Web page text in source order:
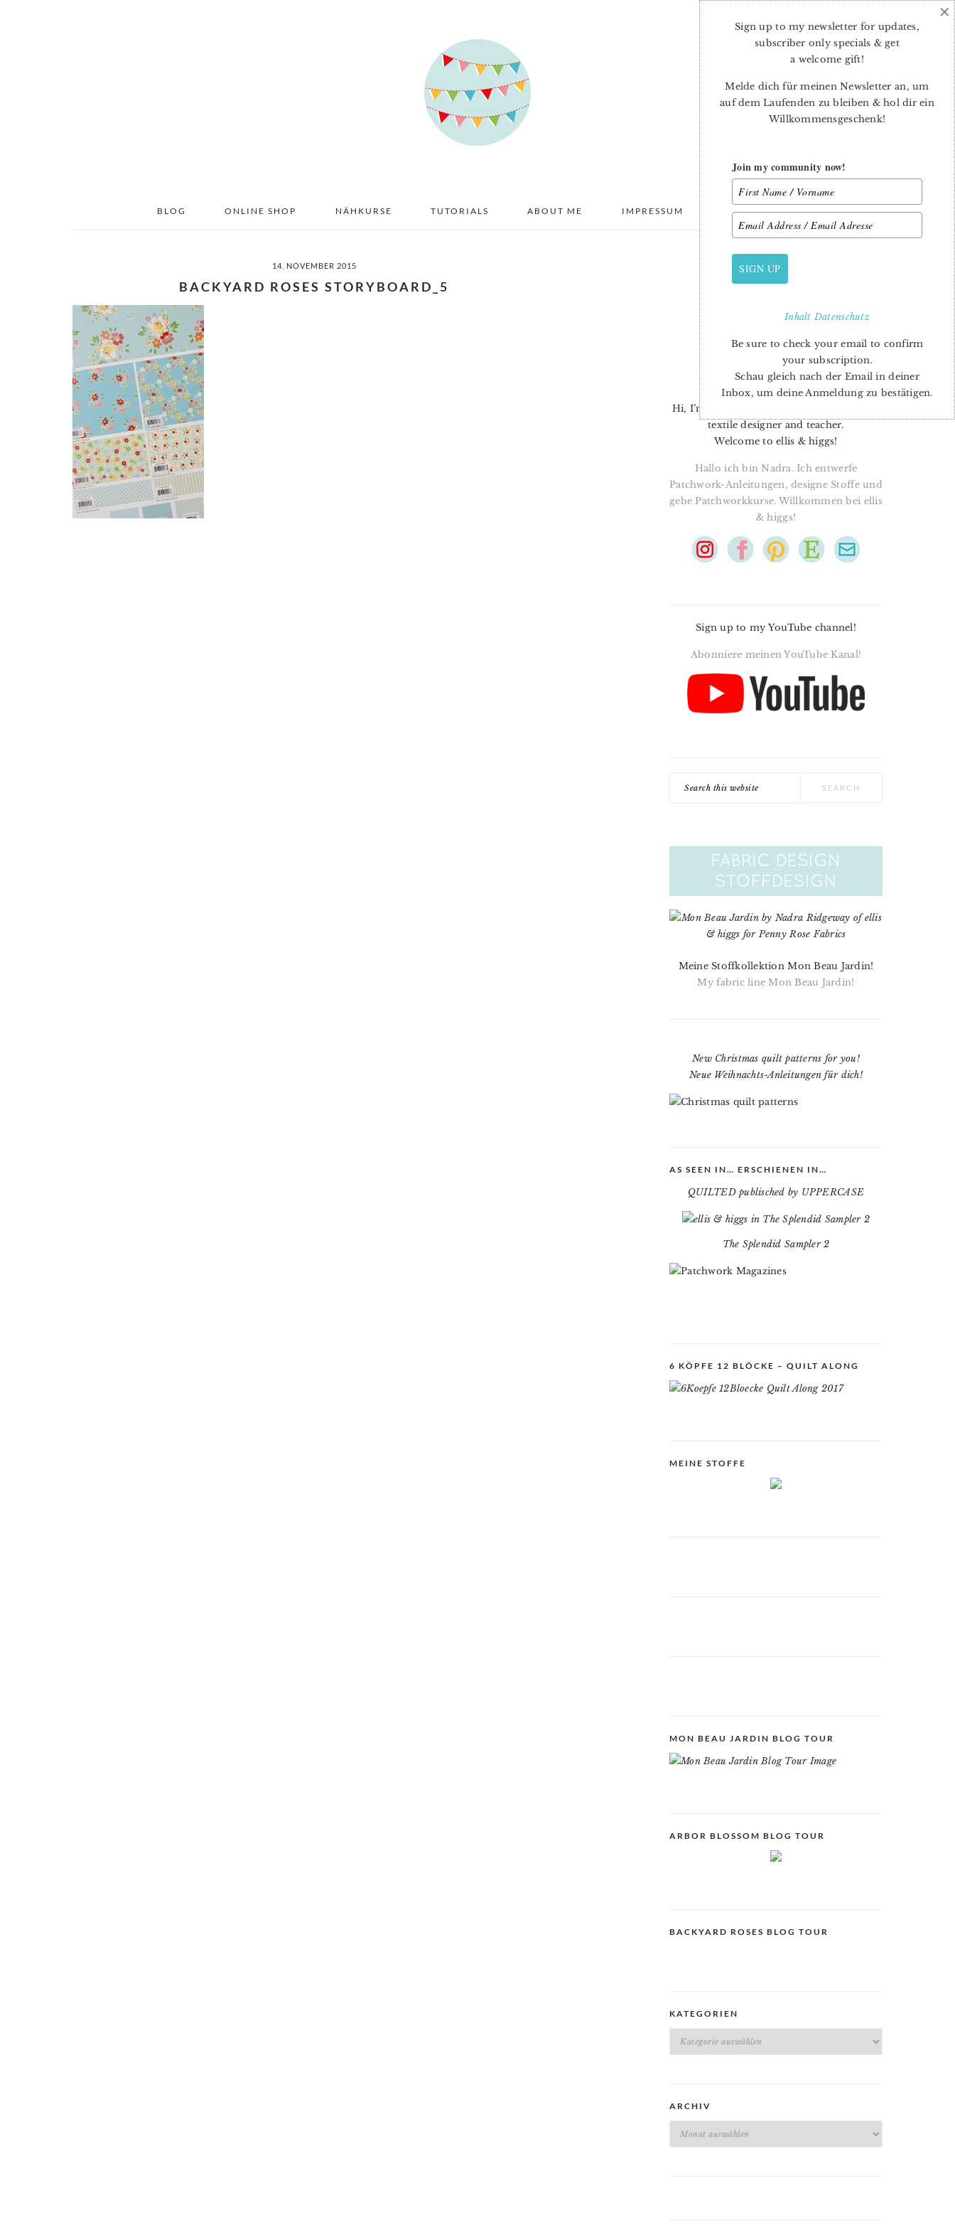
BLOG ONLINE SHOP NÄHKURSE TUTORIALS ABOUT ME IMPRESSUM DATENSCHUTZ
14. NOVEMBER 2015
BACKYARD ROSES STORYBOARD_5
PRIMARY
SIDEBAR
Hi, I’m Nadra. I’m a quilt pattern designer,
textile designer and teacher.
Welcome to ellis & higgs!
Hallo ich bin Nadra. Ich entwerfe
Patchwork-Anleitungen, designe Stoffe und
gebe Patchworkkurse. Willkommen bei ellis
& higgs!
Sign up to my YouTube channel!
Abonniere meinen YouTube Kanal!
Meine Stoffkollektion Mon Beau Jardin!
My fabric line Mon Beau Jardin!
New Christmas quilt patterns for you!
Neue Weihnachts-Anleitungen für dich!
AS SEEN IN… ERSCHIENEN IN…
QUILTED publisched by UPPERCASE
The Splendid Sampler 2
6 KÖPFE 12 BLÖCKE – QUILT ALONG
MEINE STOFFE
MON BEAU JARDIN BLOG TOUR
ARBOR BLOSSOM BLOG TOUR
BACKYARD ROSES BLOG TOUR
KATEGORIEN
Kategorien
ARCHIV
Archiv
Sign up to my newsletter for updates,
subscriber only specials & get
a welcome gift!
Melde dich für meinen Newsletter an, um
auf dem Laufenden zu bleiben & hol dir ein
Willkommensgeschenk!
Join my community now!
SIGN UP
InhaltDatenschutz
Be sure to check your email to confirm
your subscription.
Schau gleich nach der Email in deiner
Inbox, um deine Anmeldung zu bestätigen.
×